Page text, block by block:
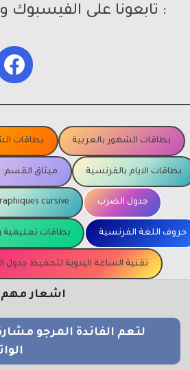
: تابعونا على الفيسبوك
بطاقات الشهور بالعربية بطاقات
بطاقات الايام بالفرنسية ميثاق
جدول الضرب cursive
حروف اللغة الفرنسية بطاقات تعليمية
تقنية الساعة اليدوية لتحفيظ جدول
اشعار مهم
لتعم الفائدة المرجو